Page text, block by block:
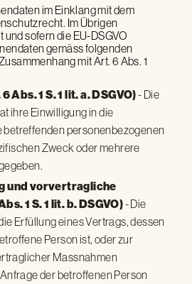
im Einklang mit dem
Im Übrigen
sofern die EU-DSGVO
gemäss folgenden
mit Art. 6 Abs. 1
Abs. 1 S. 1 lit. a. DSGVO)- Die
ihre Einwilligung in die
betreffenden personenbezogenen
Zweck oder mehrere
und vorvertragliche
1 S. 1 lit. b. DSGVO)- Die
Erfüllung eines Vertrags, dessen
Person ist, oder zur
Massnahmen
der betroffenen Person